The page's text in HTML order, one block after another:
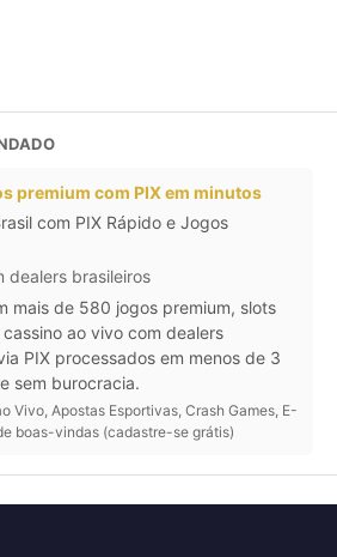
premium com PIX em minutos
com PIX Rápido e Jogos
dealers brasileiros
mais de 580 jogos premium, slots
ao vivo com dealers
PIX processados em menos de 3
sem burocracia.
Vivo, Apostas Esportivas, Crash Games, E-
boas-vindas (cadastre-se grátis)